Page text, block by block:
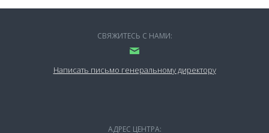
СВЯЖИТЕСЬ С НАМИ:
Написать письмо генеральному директору
АДРЕС ЦЕНТРА: